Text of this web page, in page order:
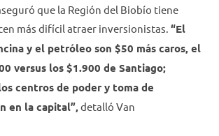
que la Región del Biobío tiene
más difícil atraer inversionistas. “El
y el petróleo son $50 más caros, el
versus los $1.900 de Santiago;
centros de poder y toma de
en la capital”,detalló Van